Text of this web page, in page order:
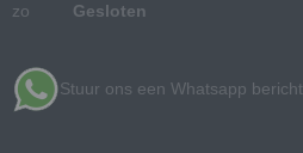
zo Gesloten
Stuur ons een Whatsapp bericht